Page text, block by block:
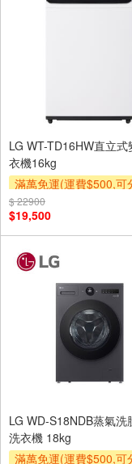
LG WT-TD16HW直立式
衣機16kg
滿萬免運(運費$500,可
裝跨區費另計,單品未滿
及使用6期以上分期0利
基本安裝運費)
滿額贈券
$ 22900
$19,500
LG WD-S18NDB蒸氣洗
洗衣機 18kg
滿萬免運(運費$500,可